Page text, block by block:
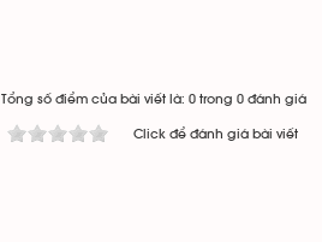
Tổng số điểm của bài viết là: 0 trong 0 đánh giá
Click để đánh giá bài viết